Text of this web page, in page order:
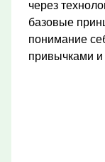
через
базовые
понимание
привычками и